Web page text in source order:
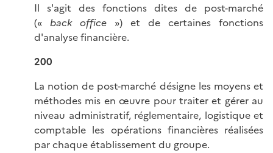
Il s'agit des fonctions dites de post-marché
(« back office ») et de certaines fonctions
d'analyse financière.
200
La notion de post-marché désigne les moyens et
méthodes mis en œuvre pour traiter et gérer au
niveau administratif, réglementaire, logistique et
comptable les opérations financières réalisées
par chaque établissement du groupe.